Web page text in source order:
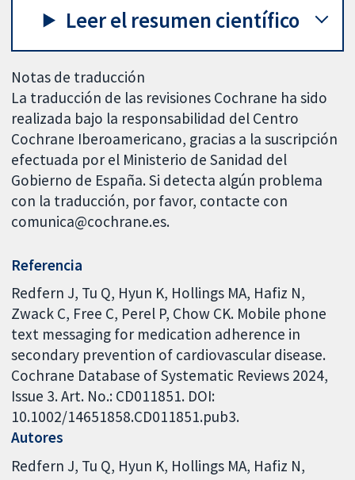
Leer el resumen científico
Notas de traducción
La traducción de las revisiones Cochrane ha sido
realizada bajo la responsabilidad del Centro
Cochrane Iberoamericano, gracias a la suscripción
efectuada por el Ministerio de Sanidad del
Gobierno de España. Si detecta algún problema
con la traducción, por favor, contacte con
comunica@cochrane.es.
Referencia
Redfern J, Tu Q, Hyun K, Hollings MA, Hafiz N,
Zwack C, Free C, Perel P, Chow CK. Mobile phone
text messaging for medication adherence in
secondary prevention of cardiovascular disease.
Cochrane Database of Systematic Reviews 2024,
Issue 3. Art. No.: CD011851. DOI:
10.1002/14651858.CD011851.pub3.
Autores
Redfern J Tu Q Hyun K Hollings MA Hafiz N